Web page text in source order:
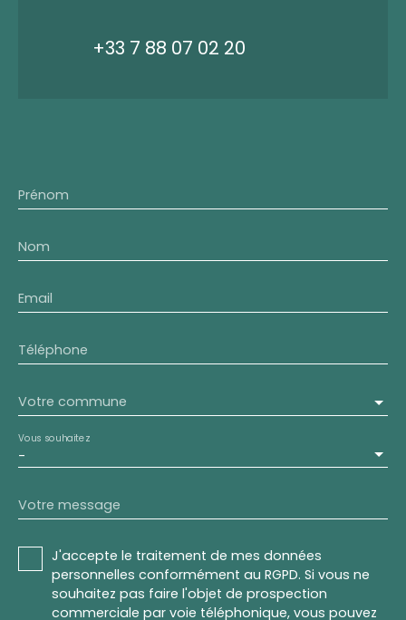
+33 7 88 07 02 20
Prénom
Nom
Email
Téléphone
Votre commune
-
Vous souhaitez
Votre message
J'accepte le traitement de mes données
personnelles conformément au RGPD. Si vous ne
souhaitez pas faire l'objet de prospection
commerciale par voie téléphonique, vous pouvez